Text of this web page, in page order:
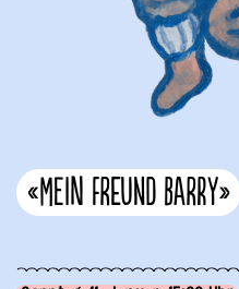
«Mein Freund Barry»